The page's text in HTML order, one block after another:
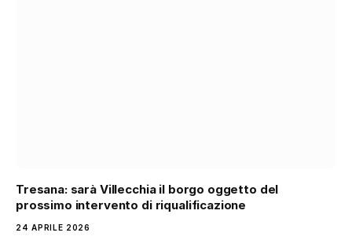
Tresana: sarà Villecchia il borgo oggetto del
prossimo intervento di riqualificazione
24 APRILE 2026